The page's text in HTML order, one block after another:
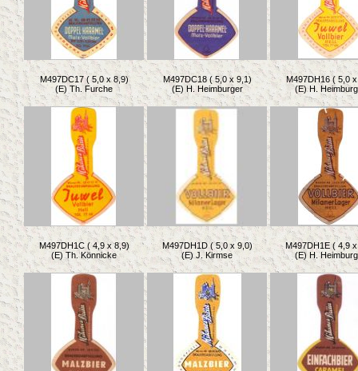
M497DC17 ( 5,0 x 8,9)
(E) Th. Furche
M497DC18 ( 5,0 x 9,1)
(E) H. Heimburger
M497DH16 ( 5,0
(E) H.
M497DH1C ( 4,9 x 8,9)
(E) Th. Könnicke
M497DH1D ( 5,0 x 9,0)
(E) J. Kirmse
M497DH1E ( 4,9
(E) H.